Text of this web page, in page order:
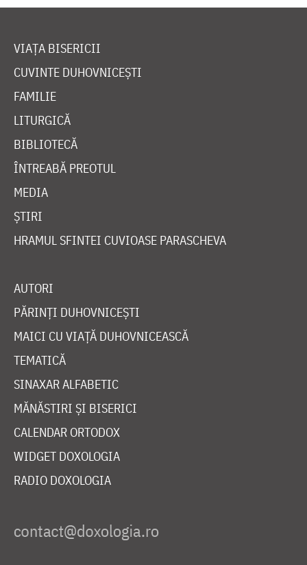
VIAȚA BISERICII
CUVINTE DUHOVNICEȘTI
FAMILIE
LITURGICĂ
BIBLIOTECĂ
ÎNTREABĂ PREOTUL
MEDIA
ȘTIRI
HRAMUL SFINTEI CUVIOASE PARASCHEVA
AUTORI
PĂRINȚI DUHOVNICEȘTI
MAICI CU VIAȚĂ DUHOVNICEASCĂ
TEMATICĂ
SINAXAR ALFABETIC
MĂNĂSTIRI ȘI BISERICI
CALENDAR ORTODOX
WIDGET DOXOLOGIA
RADIO DOXOLOGIA